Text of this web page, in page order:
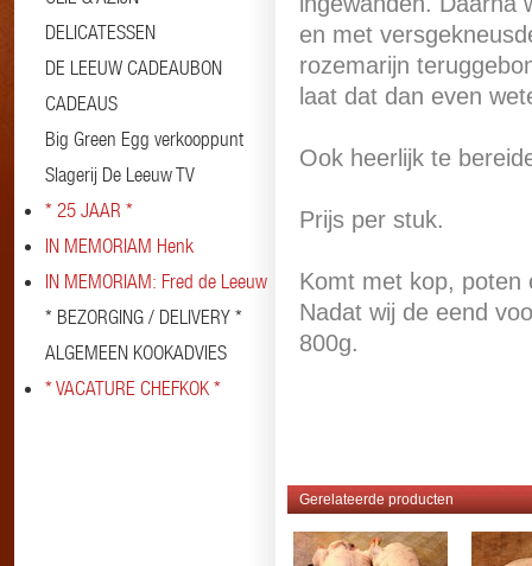
DELICATESSEN
DE LEEUW CADEAUBON
CADEAUS
Big Green Egg verkooppunt
Slagerij De Leeuw TV
* 25 JAAR *
IN MEMORIAM Henk
IN MEMORIAM: Fred de Leeuw
* BEZORGING / DELIVERY *
ALGEMEEN KOOKADVIES
* VACATURE CHEFKOK *
en met
rozemarijn
laat dat dan even
Ook heerlijk te
Prijs per stuk.
Komt met kop, poten
Nadat wij de eend
800g.
Gerelateerde producten